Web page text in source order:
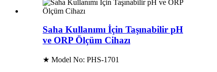
Saha Kullanımı İçin Taşınabilir pH
ve ORP Ölçüm Cihazı
★ Model No: PHS-1701